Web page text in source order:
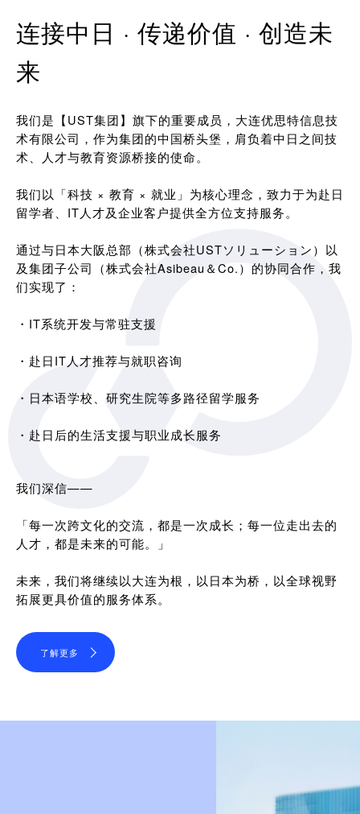
连接中日 · 传递价值 · 创造未
来
我们是【UST集团】旗下的重要成员，大连优思特信息技
术有限公司，作为集团的中国桥头堡，肩负着中日之间技
术、人才与教育资源桥接的使命。
我们以「科技 × 教育 × 就业」为核心理念，致力于为赴日
留学者、IT人才及企业客户提供全方位支持服务。
通过与日本大阪总部（株式会社USTソリューション）以
及集团子公司（株式会社Asibeau＆Co.）的协同合作，我
们实现了：
・IT系统开发与常驻支援
・赴日IT人才推荐与就职咨询
・日本语学校、研究生院等多路径留学服务
・赴日后的生活支援与职业成长服务
我们深信——
「每一次跨文化的交流，都是一次成长；每一位走出去的
人才，都是未来的可能。」
未来，我们将继续以大连为根，以日本为桥，以全球视野
拓展更具价值的服务体系。
了解更多